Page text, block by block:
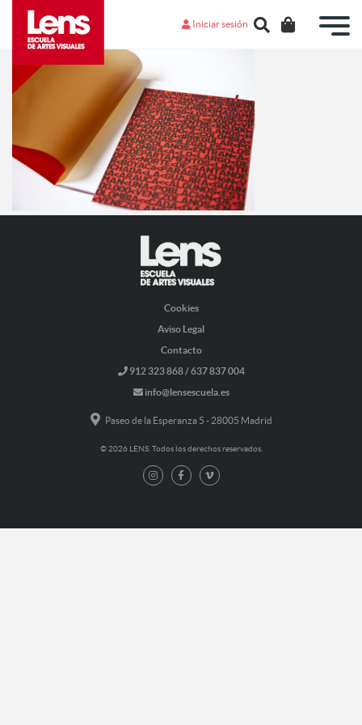
Iniciar sesión
Cookies
Aviso Legal
Contacto
912 323 868 / 637 837 004
info@lensescuela.es
Paseo de la Esperanza 5 - 28005 Madrid
© 2026 LENS. Todos los derechos reservados.